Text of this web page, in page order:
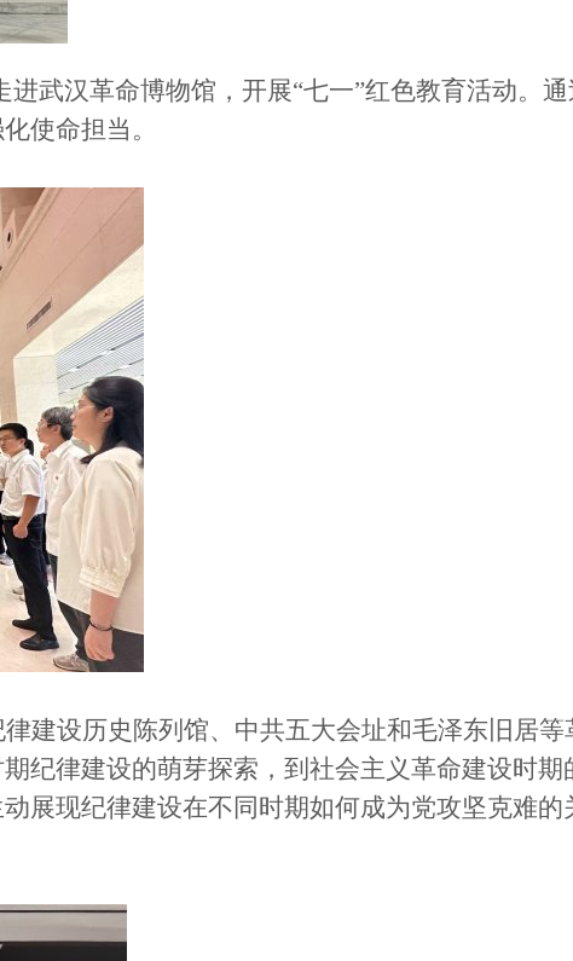
武汉革命博物馆，开展“七一”红色教育活动。
使命担当。
建设历史陈列馆、中共五大会址和毛泽东旧居
纪律建设的萌芽探索，到社会主义革命建设时
展现纪律建设在不同时期如何成为党攻坚克难